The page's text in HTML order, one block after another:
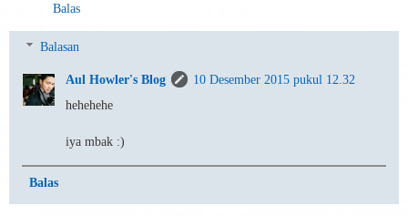
Balas
Balasan
Aul Howler's Blog
10 Desember 2015 pukul 12.32
hehehehe
iya mbak :)
Balas